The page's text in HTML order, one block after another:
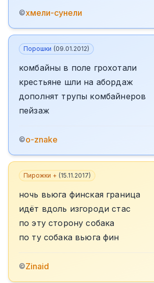
©хмели-сунели
Порошки (09.01.2012)
комбайны в поле грохотали
крестьяне шли на абордаж
дополнят трупы комбайнеров
пейзаж
©o-znake
Пирожки + (15.11.2017)
ночь вьюга финская граница
идёт вдоль изгороди стас
по эту сторону собака
по ту собака вьюга фин
©Zinаid